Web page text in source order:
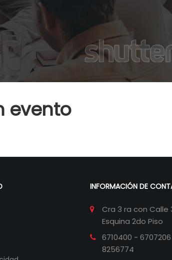
evento
INFORMACIÓN DE
Cra 3 ra con Calle
Esquina 2do Piso
6710400 -
8256774